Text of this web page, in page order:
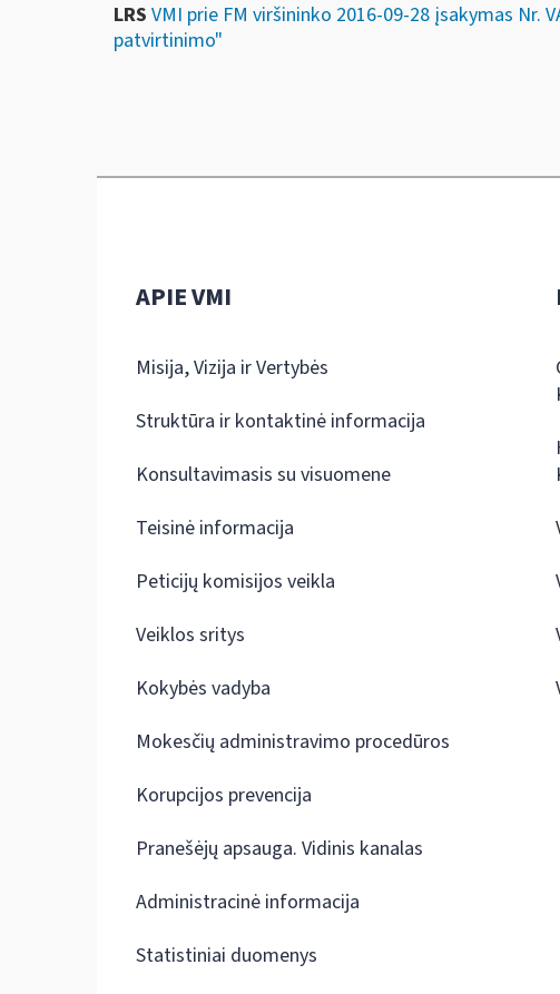
LRS VMI prie FM viršininko 2016-09-28 įsakymas
patvirtinimo"
APIE VMI
Misija, Vizija ir Vertybės
Struktūra ir kontaktinė informacija
Konsultavimasis su visuomene
Teisinė informacija
Peticijų komisijos veikla
Veiklos sritys
Kokybės vadyba
Mokesčių administravimo procedūros
Korupcijos prevencija
Pranešėjų apsauga. Vidinis kanalas
Administracinė informacija
Statistiniai duomenys